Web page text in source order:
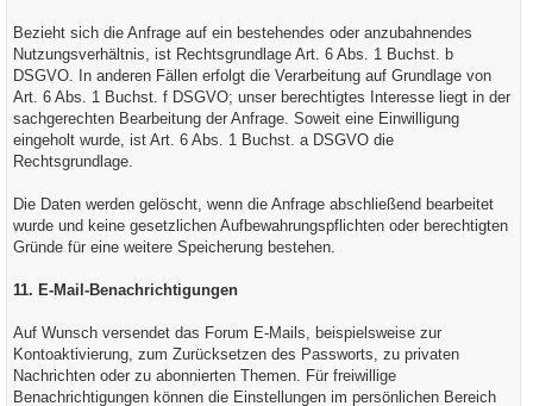
Bezieht sich die Anfrage auf ein bestehendes oder anzubahnendes
Nutzungsverhältnis, ist Rechtsgrundlage Art. 6 Abs. 1 Buchst. b
DSGVO. In anderen Fällen erfolgt die Verarbeitung auf Grundlage von
Art. 6 Abs. 1 Buchst. f DSGVO; unser berechtigtes Interesse liegt in der
sachgerechten Bearbeitung der Anfrage. Soweit eine Einwilligung
eingeholt wurde, ist Art. 6 Abs. 1 Buchst. a DSGVO die
Rechtsgrundlage.
Die Daten werden gelöscht, wenn die Anfrage abschließend bearbeitet
wurde und keine gesetzlichen Aufbewahrungspflichten oder berechtigten
Gründe für eine weitere Speicherung bestehen.
11. E-Mail-Benachrichtigungen
Auf Wunsch versendet das Forum E-Mails, beispielsweise zur
Kontoaktivierung, zum Zurücksetzen des Passworts, zu privaten
Nachrichten oder zu abonnierten Themen. Für freiwillige
Benachrichtigungen können die Einstellungen im persönlichen Bereich